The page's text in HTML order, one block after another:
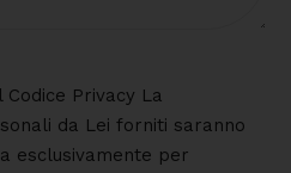
Codice Privacy La
da Lei forniti saranno
esclusivamente per